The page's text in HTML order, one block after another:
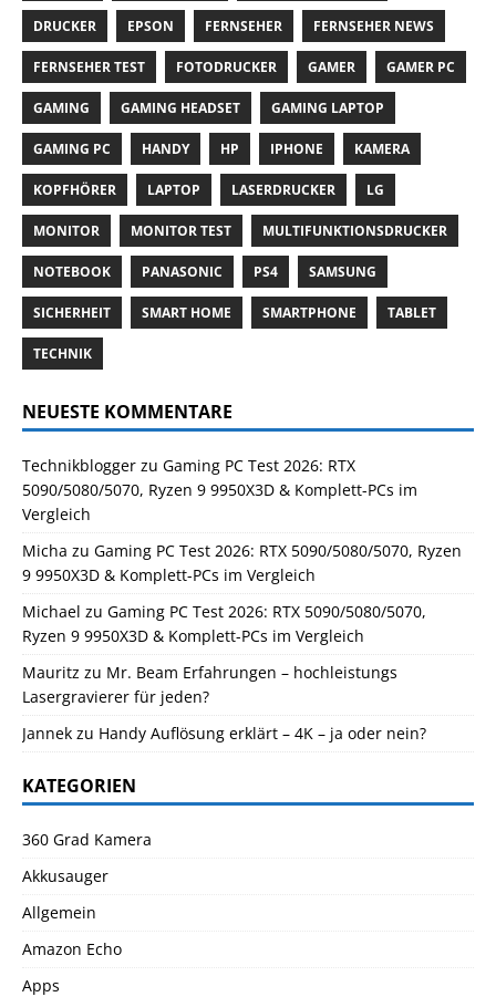
DRUCKER EPSON FERNSEHER FERNSEHER NEWS
FERNSEHER TEST FOTODRUCKER GAMER GAMER PC
GAMING GAMING HEADSET GAMING LAPTOP
GAMING PC HANDY HP IPHONE KAMERA
KOPFHÖRER LAPTOP LASERDRUCKER LG
MONITOR MONITOR TEST MULTIFUNKTIONSDRUCKER
NOTEBOOK PANASONIC PS4 SAMSUNG
SICHERHEIT SMART HOME SMARTPHONE TABLET
TECHNIK
NEUESTE KOMMENTARE
Technikblogger zu Gaming PC Test 2026: RTX
5090/5080/5070, Ryzen 9 9950X3D & Komplett-PCs im
Vergleich
Micha zu Gaming PC Test 2026: RTX 5090/5080/5070, Ryzen
9 9950X3D & Komplett-PCs im Vergleich
Michael zu Gaming PC Test 2026: RTX 5090/5080/5070,
Ryzen 9 9950X3D & Komplett-PCs im Vergleich
Mauritz zu Mr. Beam Erfahrungen – hochleistungs
Lasergravierer für jeden?
Jannek zu Handy Auflösung erklärt – 4K – ja oder nein?
KATEGORIEN
360 Grad Kamera
Akkusauger
Allgemein
Amazon Echo
Apps